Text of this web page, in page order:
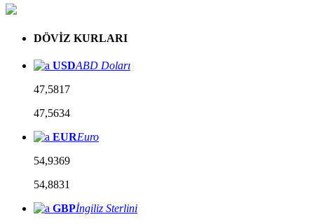
DÖVİZ KURLARI
USDABD Doları
47,5817
47,5634
EUREuro
54,9369
54,8831
GBPİngiliz Sterlini